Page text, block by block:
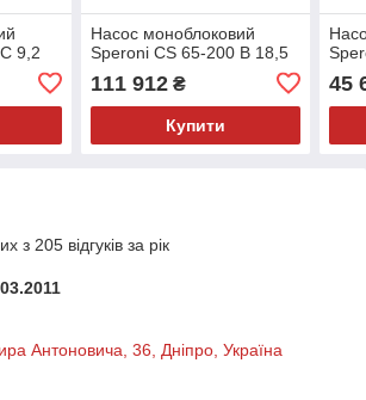
9,2
Насос моноблоковий
Speroni CS 65-200 B 18,5
111 912₴
Купити
45
з 205 відгуків за рік
Антоновича, 36, Дніпро, Україна